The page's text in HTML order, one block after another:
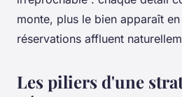
monte, plus le bien apparaît
réservations affluent
Les piliers d'une